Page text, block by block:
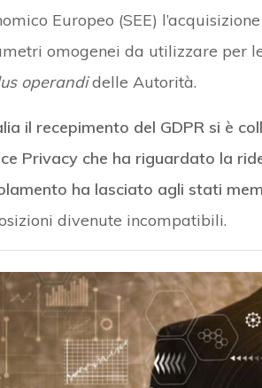
Europeo (SEE)
omogenei da utilizzare per
operandidelle Autorità.
il recepimento del GDPR si è
Privacy che ha riguardato la
ha lasciato agli stati
divenute incompatibili.